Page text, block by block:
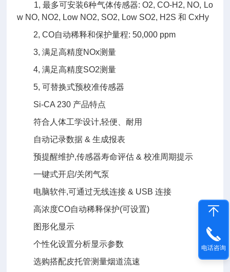
1, 最多可安装6种气体传感器: O2, CO-H2, NO, Lo
w NO, NO2, Low NO2, SO2, Low SO2, H2S 和 CxHy
2, CO自动稀释和保护量程: 50,000 ppm
3, 满足高精度NOx测量
4, 满足高精度SO2测量
5, 可替换式预校准传感器
Si-CA 230 产品特点
符合人体工学设计,轻便、耐用
自动记录数据 & 生成报表
预提醒维护,传感器寿命评估 & 校准周期提示
一键式开启/关闭气泵
电脑软件,可通过无线连接 & USB 连接
高浓度CO自动稀释保护(可设置)
图形化显示
个性化设置分析显示参数
选购搭配皮托管测量烟道流速
电话咨询